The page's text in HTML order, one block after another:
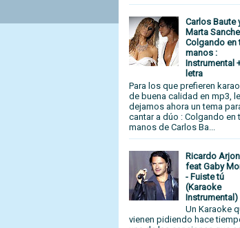
Carlos Baute
Marta
Colgando en
manos :
Instrumental
letra
Para los que prefieren
de buena calidad en mp3,
dejamos ahora un tema
cantar a dúo : Colgando en
manos de Carlos Ba...
Ricardo
feat Gaby
- Fuiste tú
(Karaoke
Instrumental)
Un Karaoke
vienen pidiendo hace